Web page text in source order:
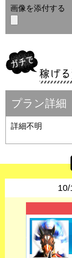
画像を添付する
プラン詳細
詳細不明
10/